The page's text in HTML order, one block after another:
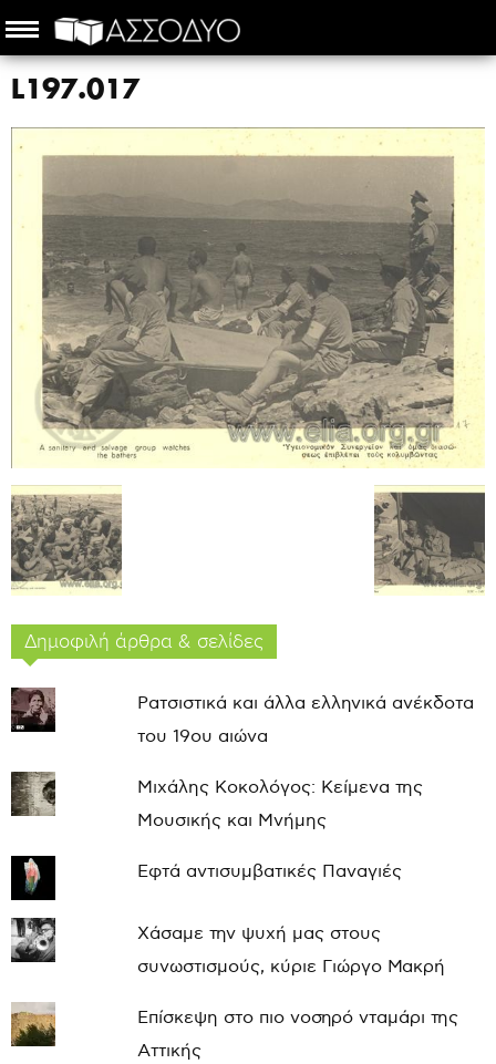
L197.017
Δημοφιλή άρθρα & σελίδες
Ρατσιστικά και άλλα ελληνικά ανέκδοτα
του 19ου αιώνα
Μιχάλης Κοκολόγος: Κείμενα της
Μουσικής και Μνήμης
Εφτά αντισυμβατικές Παναγιές
Χάσαμε την ψυχή μας στους
συνωστισμούς, κύριε Γιώργο Μακρή
Επίσκεψη στο πιο νοσηρό νταμάρι της
Αττικής